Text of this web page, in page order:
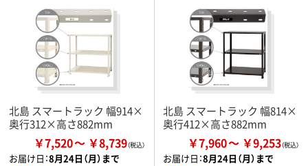
北島 スマートラック 幅914×
奥行312×高さ882mm
￥7,520 ￥8,739
お届け日：8月24日（月）まで
北島 スマートラック 幅814×
奥行412×高さ882mm
￥7,960 ￥9,253
お届け日：8月24日（月）まで